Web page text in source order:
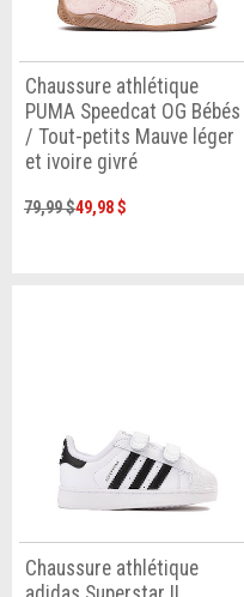
Chaussure athlétique
PUMA Speedcat OG Bébés
/ Tout-petits Mauve léger
et ivoire givré
79,99 $49,98 $
Chaussure athlétique